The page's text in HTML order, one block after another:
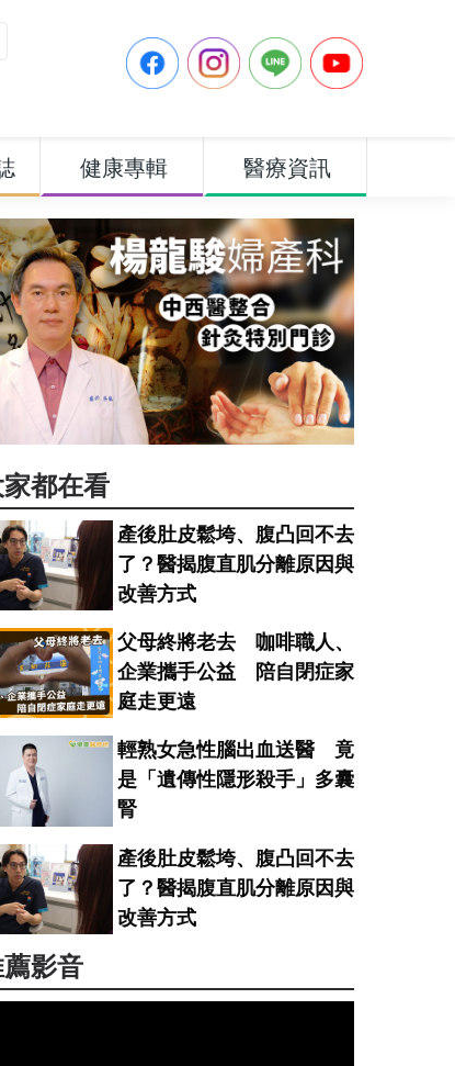
健康專輯 醫療資訊
家都在看
產後肚皮鬆垮、腹凸回不去
了？醫揭腹直肌分離原因與
改善方式
父母終將老去 咖啡職人、
企業攜手公益 陪自閉症家
庭走更遠
輕熟女急性腦出血送醫 竟
是「遺傳性隱形殺手」多囊
腎
產後肚皮鬆垮、腹凸回不去
了？醫揭腹直肌分離原因與
改善方式
薦影音